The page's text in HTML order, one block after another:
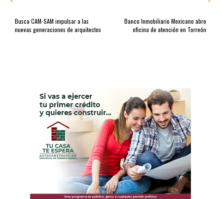
Busca CAM-SAM impulsar a las
nuevas generaciones de arquitectos
Banco Inmobiliario Mexicano abre
oficina de atención en Torreón